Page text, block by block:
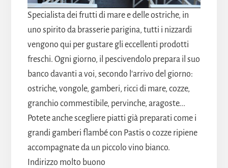
Specialista dei frutti di mare e delle ostriche, in
uno spirito da brasserie parigina, tutti i nizzardi
vengono qui per gustare gli eccellenti prodotti
freschi. Ogni giorno, il pescivendolo prepara il suo
banco davanti a voi, secondo l'arrivo del giorno:
ostriche, vongole, gamberi, ricci di mare, cozze,
granchio commestibile, pervinche, aragoste...
Potete anche scegliere piatti già preparati come i
grandi gamberi flambé con Pastis o cozze ripiene
accompagnate da un piccolo vino bianco.
Indirizzo molto buono